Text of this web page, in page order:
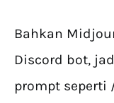
Bahkan
Discord bot,
prompt seperti